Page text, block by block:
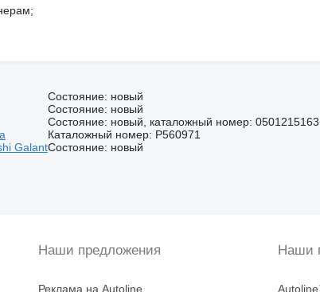
Состояние: новый
Состояние: новый
Состояние: новый, каталожный номер:
Каталожный номер: P560971
GalantСостояние: новый
Наши предложения
Реклама на Autoline
Наши